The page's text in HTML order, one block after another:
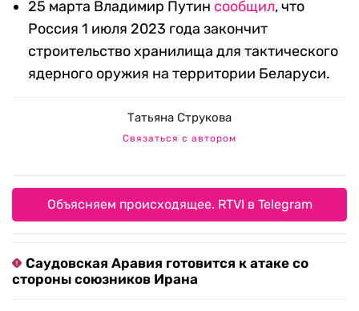
25 марта Владимир Путин сообщил, что
Россия 1 июля 2023 года закончит
строительство хранилища для тактического
ядерного оружия на территории Беларуси.
Татьяна Струкова
Связаться с автором
Объясняем происходящее. RTVI в Telegram
Саудовская Аравия готовится к атаке со
стороны союзников Ирана